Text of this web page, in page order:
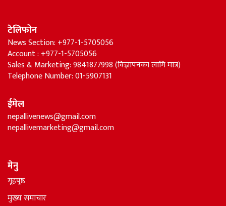
टेलिफोन
News Section: +977-1-5705056
Account : +977-1-5705056
Sales & Marketing: 9841877998 (विज्ञापनका लागि मात्र)
Telephone Number: 01-5907131
ईमेल
nepallivenews@gmail.com
nepallivemarketing@gmail.com
मेनु
गृहपृष्ठ
मुख्य समाचार